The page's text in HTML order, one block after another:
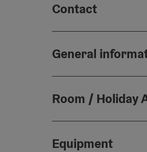
Contact
General
Room / Holiday
Equipment